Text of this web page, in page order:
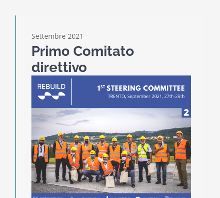
Settembre 2021
Primo Comitato
direttivo